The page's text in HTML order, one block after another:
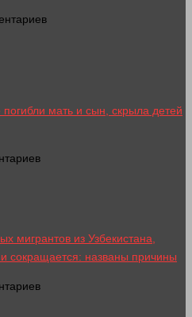
мать и сын, скрыла детей
мигрантов из Узбекистана,
сокращается: названы причины